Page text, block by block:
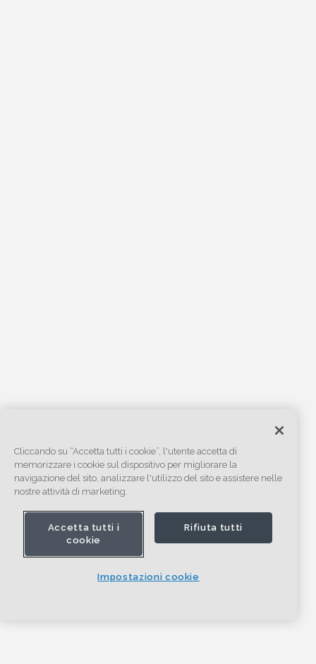
Cliccando su “Accetta tutti i cookie”, l'utente accetta di
memorizzare i cookie sul dispositivo per migliorare la
navigazione del sito, analizzare l'utilizzo del sito e assistere nelle
nostre attività di marketing.
Accetta tutti i
cookie
Rifiuta tutti
Impostazioni cookie